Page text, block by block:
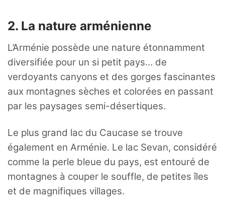
2. La nature arménienne
L’Arménie possède une nature étonnamment
diversifiée pour un si petit pays… de
verdoyants canyons et des gorges fascinantes
aux montagnes sèches et colorées en passant
par les paysages semi-désertiques.
Le plus grand lac du Caucase se trouve
également en Arménie. Le lac Sevan, considéré
comme la perle bleue du pays, est entouré de
montagnes à couper le souffle, de petites îles
et de magnifiques villages.